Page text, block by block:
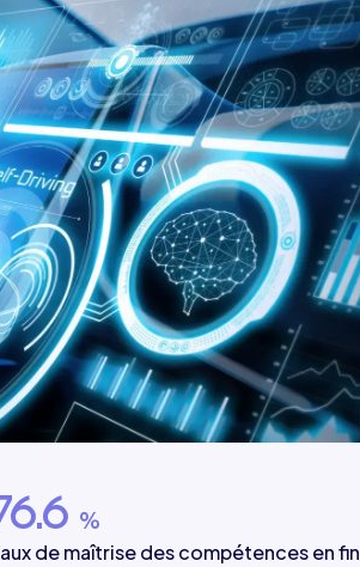
%
de maîtrise des compétences en fin